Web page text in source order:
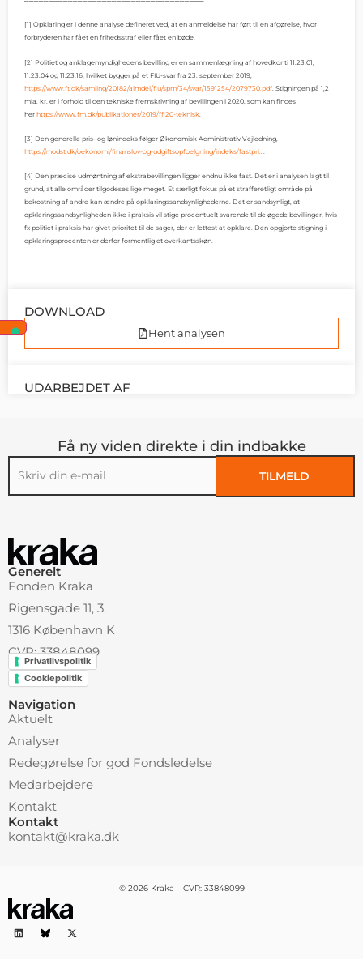
[1] Opklaring er i denne analyse defineret ved, at en anmeldelse har ført til en afgørelse, hvor
forbryderen har fået en frihedsstraf eller fået en bøde.
[2] Politiet og anklagemyndighedens bevilling er en sammenlægning af hovedkonti 11.23.01,
11.23.04 og 11.23.16, hvilket bygger på et FIU-svar fra 23. september 2019,
https://www.ft.dk/samling/20182/almdel/fiu/spm/34/svar/1591254/2079730.pdf . Stigningen på 1,2
mia. kr. er i forhold til den tekniske fremskrivning af bevillingen i 2020, som kan findes
her https://www.fm.dk/publikationer/2019/ffl20-teknisk
[3] Den generelle pris- og lønindeks følger Økonomisk Administrativ Vejledning,
https://modst.dk/oekonomi/finanslov-og-udgiftsopfoelgning/indeks/fastpri….
[4] Den præcise udmøntning af ekstrabevillingen ligger endnu ikke fast. Det er i analysen lagt til
grund, at alle områder tilgodeses lige meget. Et særligt fokus på et strafferetligt område på
bekostning af andre kan ændre på opklaringssandsynlighederne. Det er sandsynligt, at
opklaringssandsynligheden ikke i praksis vil stige procentuelt svarende til de øgede bevillinger, hvis
fx politiet i praksis har givet prioritet til de sager, der er lettest at opklare. Den opgjorte stigning i
opklaringsprocenten er derfor formentlig et overkantsskøn.
DOWNLOAD
Hent analysen
UDARBEJDET AF
Få ny viden direkte i din indbakke
TILMELD
Generelt
Fonden Kraka
Rigensgade 11, 3.
1316 København K
CVR: 33848099
Privatlivspolitik
Cookiepolitik
Navigation
Aktuelt
Analyser
Redegørelse for god Fondsledelse
Medarbejdere
Kontakt
Kontakt
kontakt@kraka.dk
© 2026 Kraka – CVR: 33848099